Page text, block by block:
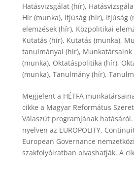
Hatásvizsgálat (hír),
Hír (munka), Ifjúság (hír), Ifjúság
elemzések (hír), Közpolitikai
Kutatás (hír), Kutatás (munka),
tanulmányai (hír),
(munka), Oktatáspolitika (hír),
(munka), Tanulmány (hír),
Megjelent a HÉTFA
cikke a Magyar Református
Válaszút programjának
nyelven az EUROPOLITY.
European Governance
szakfolyóiratban olvashatják. A